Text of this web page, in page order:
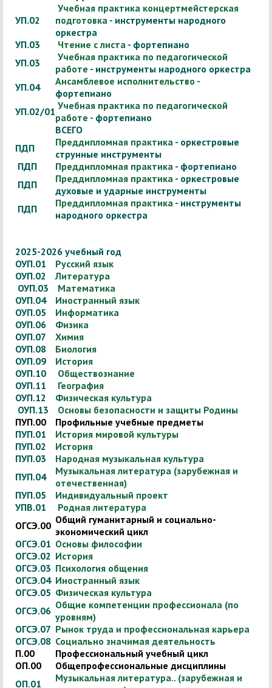
УП.02
Учебная практика концертмейстерская
подготовка - инструменты народного
оркестра
УП.03
Чтение с листа - фортепиано
УП.03
Учебная практика по педагогической
работе - инструменты народного оркестра
УП.04
Ансамблевое исполнительство -
фортепиано
УП.02/01 Учебная практика по педагогической
работе - фортепиано
ВСЕГО
ПДП
Преддипломная практика - оркестровые
струнные инструменты
ПДП
Преддипломная практика - фортепиано
ПДП
Преддипломная практика - оркестровые
духовые и ударные инструменты
ПДП
Преддипломная практика - инструменты
народного оркестра
2025-2026 учебный год
ОУП.01
Русский язык
ОУП.02
Литература
ОУП.03
Математика
ОУП.04
Иностранный язык
ОУП.05
Информатика
ОУП.06
Физика
ОУП.07
Химия
ОУП.08
Биология
ОУП.09
История
ОУП.10
Обществознание
ОУП.11
География
ОУП.12
Физическая культура
ОУП.13
Основы безопасности и защиты Родины
ПУП.00
Профильные учебные предметы
ПУП.01
История мировой культуры
ПУП.02
История
ПУП.03
Народная музыкальная культура
ПУП.04
Музыкальная литература (зарубежная и
отечественная)
ПУП.05
Индивидуальный проект
УПВ.01
Родная литература
ОГСЭ.00 Общий гуманитарный и социально-
экономический цикл
ОГСЭ.01 Основы философии
ОГСЭ.02 История
ОГСЭ.03 Психология общения
ОГСЭ.04 Иностранный язык
ОГСЭ.05 Физическая культура
ОГСЭ.06 Общие компетенции профессионала (по
уровням)
ОГСЭ.07 Рынок труда и профессиональная карьера
ОГСЭ.08 Социально значимая деятельность
П.00
Профессиональный учебный цикл
ОП.00
Общепрофессиональные дисциплины
ОП.01
Музыкальная литература.. (зарубежная и